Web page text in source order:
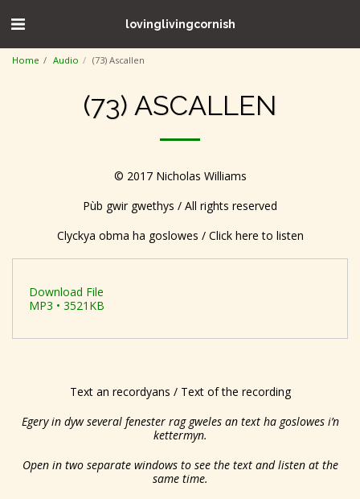
lovinglivingcornish
Home Audio (73) Ascallen
(73) ASCALLEN
© 2017 Nicholas Williams
Pùb gwir gwethys / All rights reserved
Clyckya obma ha goslowes / Click here to listen
Download File
MP3 • 3521KB
Text an recordyans / Text of the recording
Egery in dyw several fenester rag gweles an text ha goslowes i’n
kettermyn.
Open in two separate windows to see the text and listen at the
same time.